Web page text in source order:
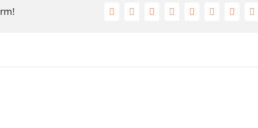
Facebook
X RedditLinkedInTumblrPinterest
Vk
E-